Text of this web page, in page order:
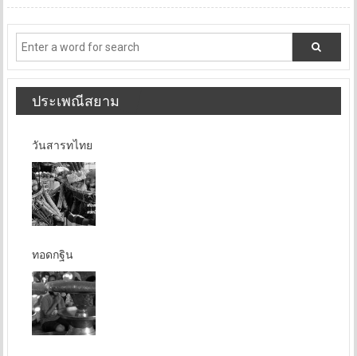
ประเพณีสยาม
วันสารทไทย
ทอดกฐิน